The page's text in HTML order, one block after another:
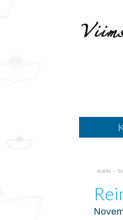
Avaleht >